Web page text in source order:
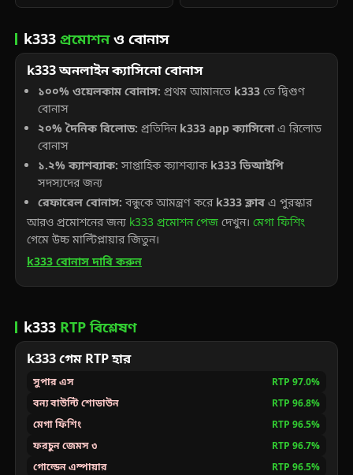
k333 প্রমোশনও বোনাস
k333 অনলাইন ক্যাসিনো বোনাস
১০০% ওয়েলকাম বোনাস: প্রথম আমানতে k333 তে দ্বিগুণ
বোনাস
২০% দৈনিক রিলোড: প্রতিদিন k333 app ক্যাসিনোএ রিলোড
বোনাস
১.২% ক্যাশব্যাক: সাপ্তাহিক ক্যাশব্যাক k333 ভিআইপি
সদস্যদের জন্য
রেফারেল বোনাস: বন্ধুকে আমন্ত্রণ করে k333 ক্লাব এ পুরস্কার
আরও প্রমোশনের জন্য k333 প্রমোশন পেজ দেখুন। মেগা ফিশিং
গেমে উচ্চ মাল্টিপ্লায়ার জিতুন।
k333 বোনাস দাবি করুন
k333 RTP বিশ্লেষণ
k333 গেম RTP হার
সুপার এস
RTP 97.0%
বন্য বাউন্টি শোডাউন
RTP 96.8%
মেগা ফিশিং
RTP 96.5%
ফরচুন জেমস ৩
RTP 96.7%
গোল্ডেন এম্পায়ার
RTP 96.5%